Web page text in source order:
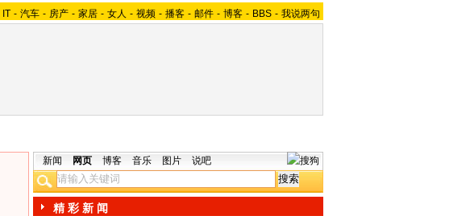
IT - 汽车 - 房产 - 家居 - 女人 - 视频 - 播客 - 邮件 - 博客 - BBS - 我说两句
新闻 网页 博客 音乐 图片 说吧
精 彩 新 闻